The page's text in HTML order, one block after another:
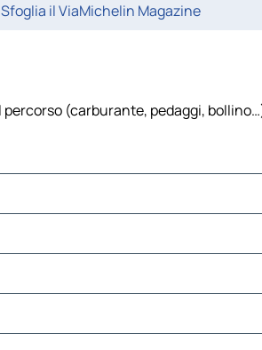
Sfoglia il ViaMichelin Magazine
(carburante, pedaggi,